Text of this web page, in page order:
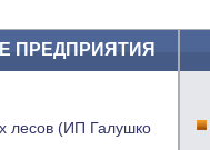
ПРЕДПРИЯТИЯ
лесов (ИП Галушко